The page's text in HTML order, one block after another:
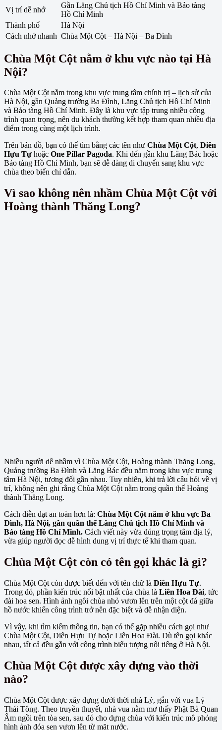
Vị trí dễ nhớ
Gần Lăng Chủ tịch Hồ Chí Minh và Bảo tàng
Hồ Chí Minh
Thành phố
Hà Nội
Cách nhớ nhanh Chùa Một Cột – Hà Nội – Ba Đình
Chùa Một Cột nằm ở khu vực nào tại Hà
Nội?
Chùa Một Cột nằm trong khu vực trung tâm chính trị – lịch sử của
Hà Nội, gần Quảng trường Ba Đình, Lăng Chủ tịch Hồ Chí Minh
và Bảo tàng Hồ Chí Minh. Đây là khu vực tập trung nhiều công
trình quan trọng, nên du khách thường kết hợp tham quan nhiều địa
điểm trong cùng một lịch trình.
Trên bản đồ, bạn có thể tìm bằng các tên như Chùa Một Cột, Diên
Hựu Tự hoặc One Pillar Pagoda. Khi đến gần khu Lăng Bác hoặc
Bảo tàng Hồ Chí Minh, bạn sẽ dễ dàng di chuyển sang khu vực
chùa theo biển chỉ dẫn.
Vì sao không nên nhầm Chùa Một Cột với
Hoàng thành Thăng Long?
Nhiều người dễ nhầm vì Chùa Một Cột, Hoàng thành Thăng Long,
Quảng trường Ba Đình và Lăng Bác đều nằm trong khu vực trung
tâm Hà Nội, tương đối gần nhau. Tuy nhiên, khi trả lời câu hỏi về vị
trí, không nên ghi rằng Chùa Một Cột nằm trong quần thể Hoàng
thành Thăng Long.
Cách diễn đạt an toàn hơn là: Chùa Một Cột nằm ở khu vực Ba
Đình, Hà Nội, gần quần thể Lăng Chủ tịch Hồ Chí Minh và
Bảo tàng Hồ Chí Minh. Cách viết này vừa đúng trọng tâm địa lý,
vừa giúp người đọc dễ hình dung vị trí thực tế khi tham quan.
Chùa Một Cột còn có tên gọi khác là gì?
Chùa Một Cột còn được biết đến với tên chữ là Diên Hựu Tự.
Trong đó, phần kiến trúc nổi bật nhất của chùa là Liên Hoa Đài, tức
đài hoa sen. Hình ảnh ngôi chùa nhỏ vươn lên trên một cột đá giữa
hồ nước khiến công trình trở nên đặc biệt và dễ nhận diện.
Vì vậy, khi tìm kiếm thông tin, bạn có thể gặp nhiều cách gọi như
Chùa Một Cột, Diên Hựu Tự hoặc Liên Hoa Đài. Dù tên gọi khác
nhau, tất cả đều gắn với công trình biểu tượng nổi tiếng ở Hà Nội.
Chùa Một Cột được xây dựng vào thời
nào?
Chùa Một Cột được xây dựng dưới thời nhà Lý, gắn với vua Lý
Thái Tông. Theo truyền thuyết, nhà vua nằm mơ thấy Phật Bà Quan
Âm ngồi trên tòa sen, sau đó cho dựng chùa với kiến trúc mô phỏng
hình ảnh đóa sen vươn lên từ mặt nước.